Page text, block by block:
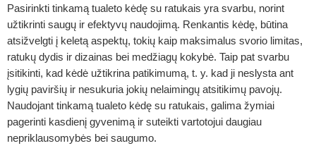
Pasirinkti tinkamą tualeto kėdę su ratukais yra svarbu, norint
užtikrinti saugų ir efektyvų naudojimą. Renkantis kėdę, būtina
atsižvelgti į keletą aspektų, tokių kaip maksimalus svorio limitas,
ratukų dydis ir dizainas bei medžiagų kokybė. Taip pat svarbu
įsitikinti, kad kėdė užtikrina patikimumą, t. y. kad ji neslysta ant
lygių paviršių ir nesukuria jokių nelaimingų atsitikimų pavojų.
Naudojant tinkamą tualeto kėdę su ratukais, galima žymiai
pagerinti kasdienį gyvenimą ir suteikti vartotojui daugiau
nepriklausomybės bei saugumo.